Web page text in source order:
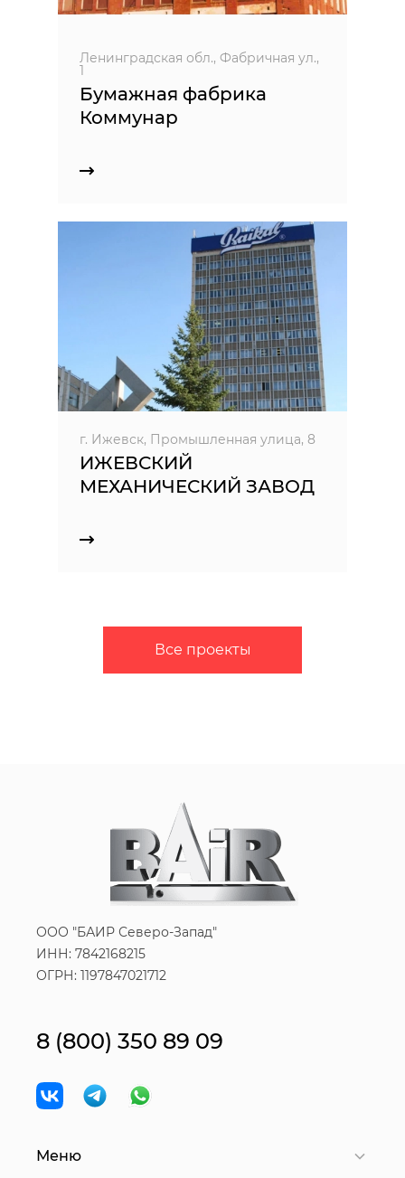
Ленинградская обл., Фабричная ул.,
1
Бумажная фабрика
Коммунар
г. Ижевск, Промышленная улица, 8
ИЖЕВСКИЙ
МЕХАНИЧЕСКИЙ ЗАВОД
Все проекты
ООО "БАИР Северо-Запад"
ИНН: 7842168215
ОГРН: 1197847021712
8 (800) 350 89 09
Меню